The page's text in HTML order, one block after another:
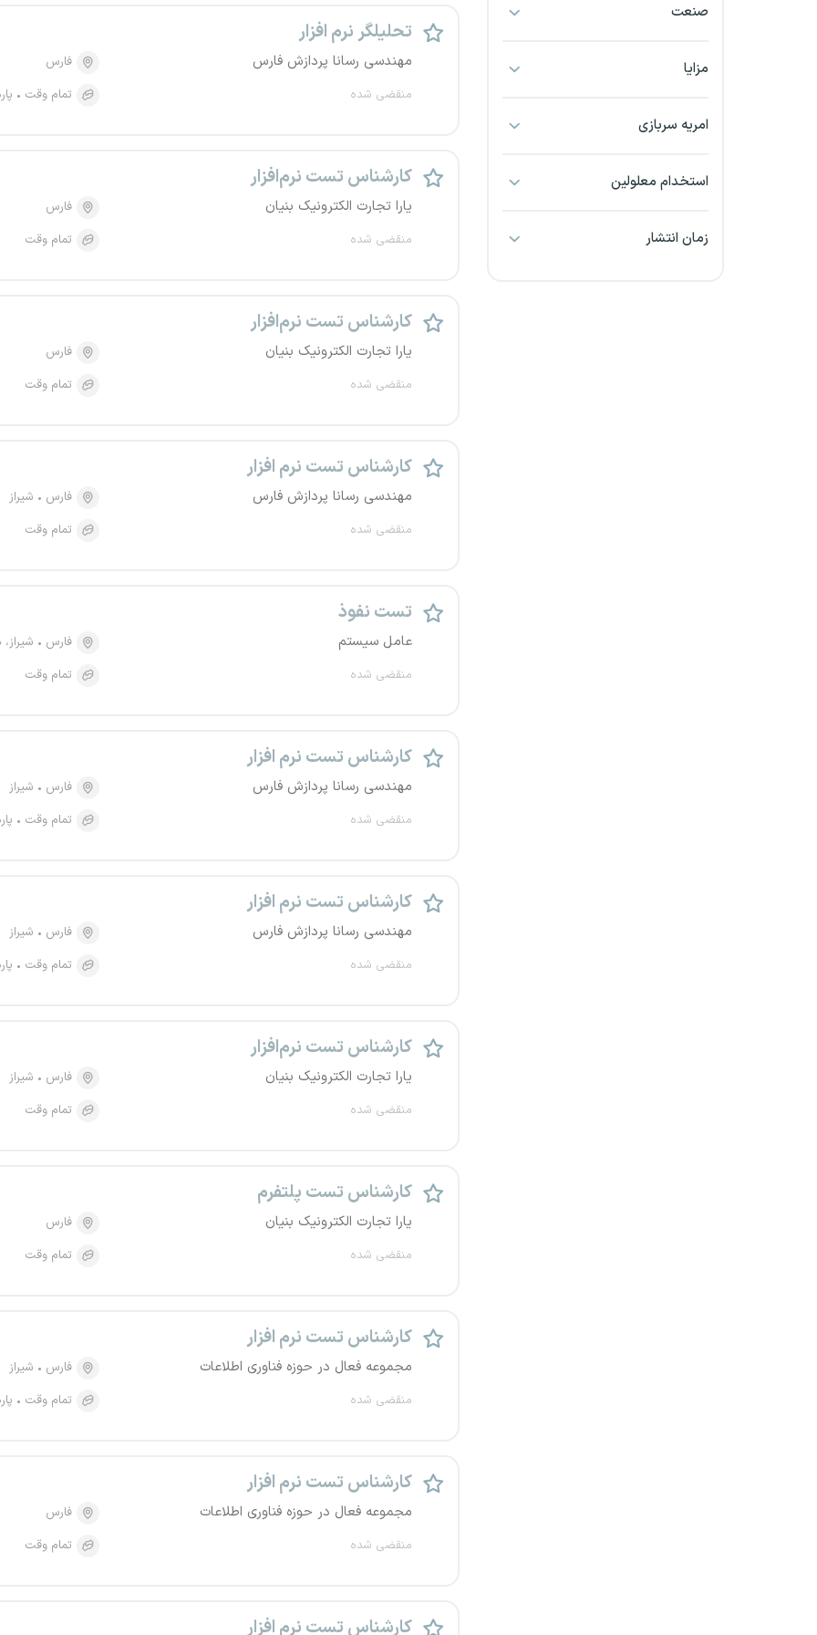
بجنورد
خراسان جنوبی
صنعت
مزایا
امریه سربازی
استخدام معلولین
زمان انتشار
تحلیلگر نرم افزار
مهندسی رسانا پردازش فارس
منقضی شده
فارس
تمام وقت
کارشناس تست نرم‌افزار
یارا تجارت الکترونیک بنیان
منقضی شده
فارس
تمام وقت
کارشناس تست نرم‌افزار
یارا تجارت الکترونیک بنیان
منقضی شده
فارس
تمام وقت
کارشناس تست نرم افزار
مهندسی رسانا پردازش فارس
منقضی شده
فارس
شیراز
تمام وقت
تست نفوذ
عامل سیستم
منقضی شده
فارس
شیراز،
تمام وقت
کارشناس تست نرم افزار
مهندسی رسانا پردازش فارس
منقضی شده
فارس
شیراز
تمام وقت
کارشناس تست نرم افزار
مهندسی رسانا پردازش فارس
منقضی شده
فارس
شیراز
تمام وقت
کارشناس تست نرم‌افزار
یارا تجارت الکترونیک بنیان
منقضی شده
فارس
شیراز
تمام وقت
کارشناس تست پلتفرم
یارا تجارت الکترونیک بنیان
منقضی شده
فارس
تمام وقت
کارشناس تست نرم افزار
مجموعه فعال در حوزه فناوری اطلاعات
منقضی شده
فارس
شیراز
تمام وقت
کارشناس تست نرم افزار
مجموعه فعال در حوزه فناوری اطلاعات
منقضی شده
فارس
تمام وقت
کارشناس تست نرم افزار